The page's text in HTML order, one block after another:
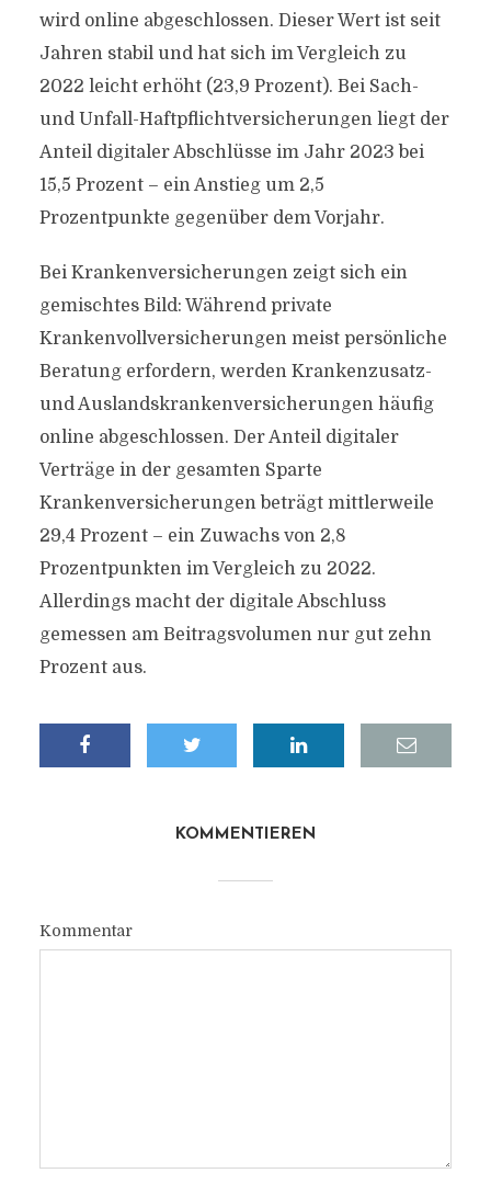
wird online abgeschlossen. Dieser Wert ist seit
Jahren stabil und hat sich im Vergleich zu
2022 leicht erhöht (23,9 Prozent). Bei Sach-
und Unfall-Haftpflichtversicherungen liegt der
Anteil digitaler Abschlüsse im Jahr 2023 bei
15,5 Prozent – ein Anstieg um 2,5
Prozentpunkte gegenüber dem Vorjahr.
Bei Krankenversicherungen zeigt sich ein
gemischtes Bild: Während private
Krankenvollversicherungen meist persönliche
Beratung erfordern, werden Krankenzusatz-
und Auslandskrankenversicherungen häufig
online abgeschlossen. Der Anteil digitaler
Verträge in der gesamten Sparte
Krankenversicherungen beträgt mittlerweile
29,4 Prozent – ein Zuwachs von 2,8
Prozentpunkten im Vergleich zu 2022.
Allerdings macht der digitale Abschluss
gemessen am Beitragsvolumen nur gut zehn
Prozent aus.
KOMMENTIEREN
Kommentar